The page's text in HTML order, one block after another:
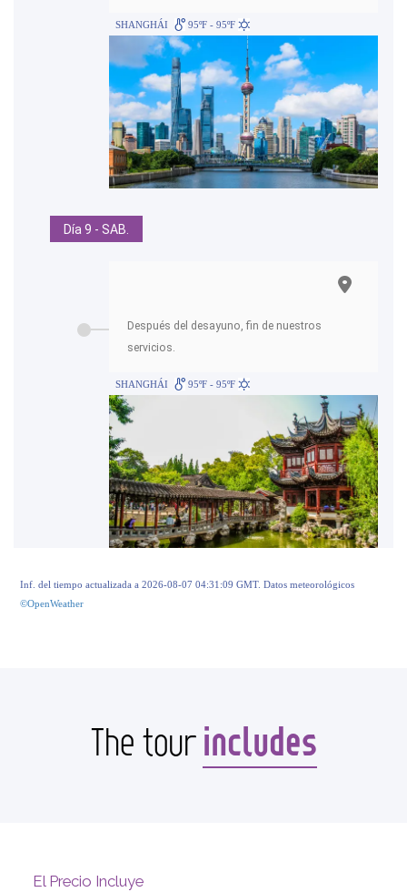
SHANGHÁI 95ºF - 95ºF
Día 9 - SAB.
Después del desayuno, fin de nuestros
servicios.
SHANGHÁI 95ºF - 95ºF
Inf. del tiempo actualizada a 2026-08-07 04:31:09 GMT. Datos meteorológicos
©OpenWeather
The tourincludes
El Precio Incluye